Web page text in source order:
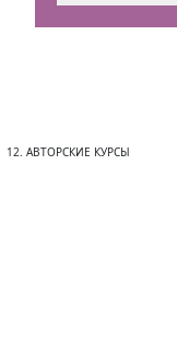
12. АВТОРСКИЕ КУРСЫ